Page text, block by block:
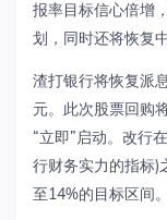
报率目标信心倍增
划，同时还将恢复中
渣打银行将恢复派
元。此次股票回购
“立即”启动。改行
行财务实力的指标)
至14%的目标区间。